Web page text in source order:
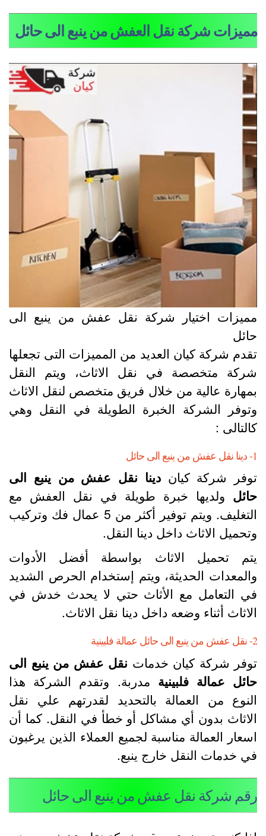
شركة نقل العفش من ينبع الى حائل
اختيار شركة نقل عفش من ينبع الى
شركة كيان العديد من المميزات التى تجعلها
متخصصة في نقل الاثاث، ويتم النقل
عالية من خلال فريق متخصص لنقل الاثاث
الشركة الخبرة الطويلة في النقل وهي
:
شركة كياندينا نقل عفش من ينبع الى
ولديها خبرة طويلة في نقل العفش مع
التغليف. ويتم توفير أكثر من 5 عمال فك وتركيب
الاثاث داخل دينا النقل.
تحميل الاثاث بواسطة أفضل الأدوات
الحديثة، ويتم إستخدام الحرص الشديد
التعامل مع الأثاث حتي لا يحدث خدش في
أثناء وضعه داخل دينا نقل الاثاث.
شركة كيان خدماتنقل عفش من ينبع الى
عمالة فلبينيةمدربة. وتقدم الشركة هذا
من العمالة بالتحديد لقدرتهم علي نقل
بدون أي مشاكل أو خطأ في النقل. كما أن
العمالة مناسبة لجميع العملاء الذين يرغبون
خدمات النقل خارج ينبع.
شركة نقل عفش من ينبع الى حائل